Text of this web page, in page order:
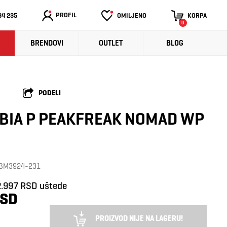
235 PROFIL OMILJENO KORPA
0
BRENDOVI OUTLET BLOG
PODELI
P PEAKFREAK NOMAD WP
231
RSD uštede
PROIZVOD NIJE NA LAGERU!